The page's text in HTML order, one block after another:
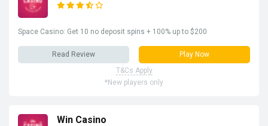
Space Casino: Get 10 no deposit spins + 100% up to $200
Read Review
Play Now
T&Cs Apply
*New players only
Win Casino